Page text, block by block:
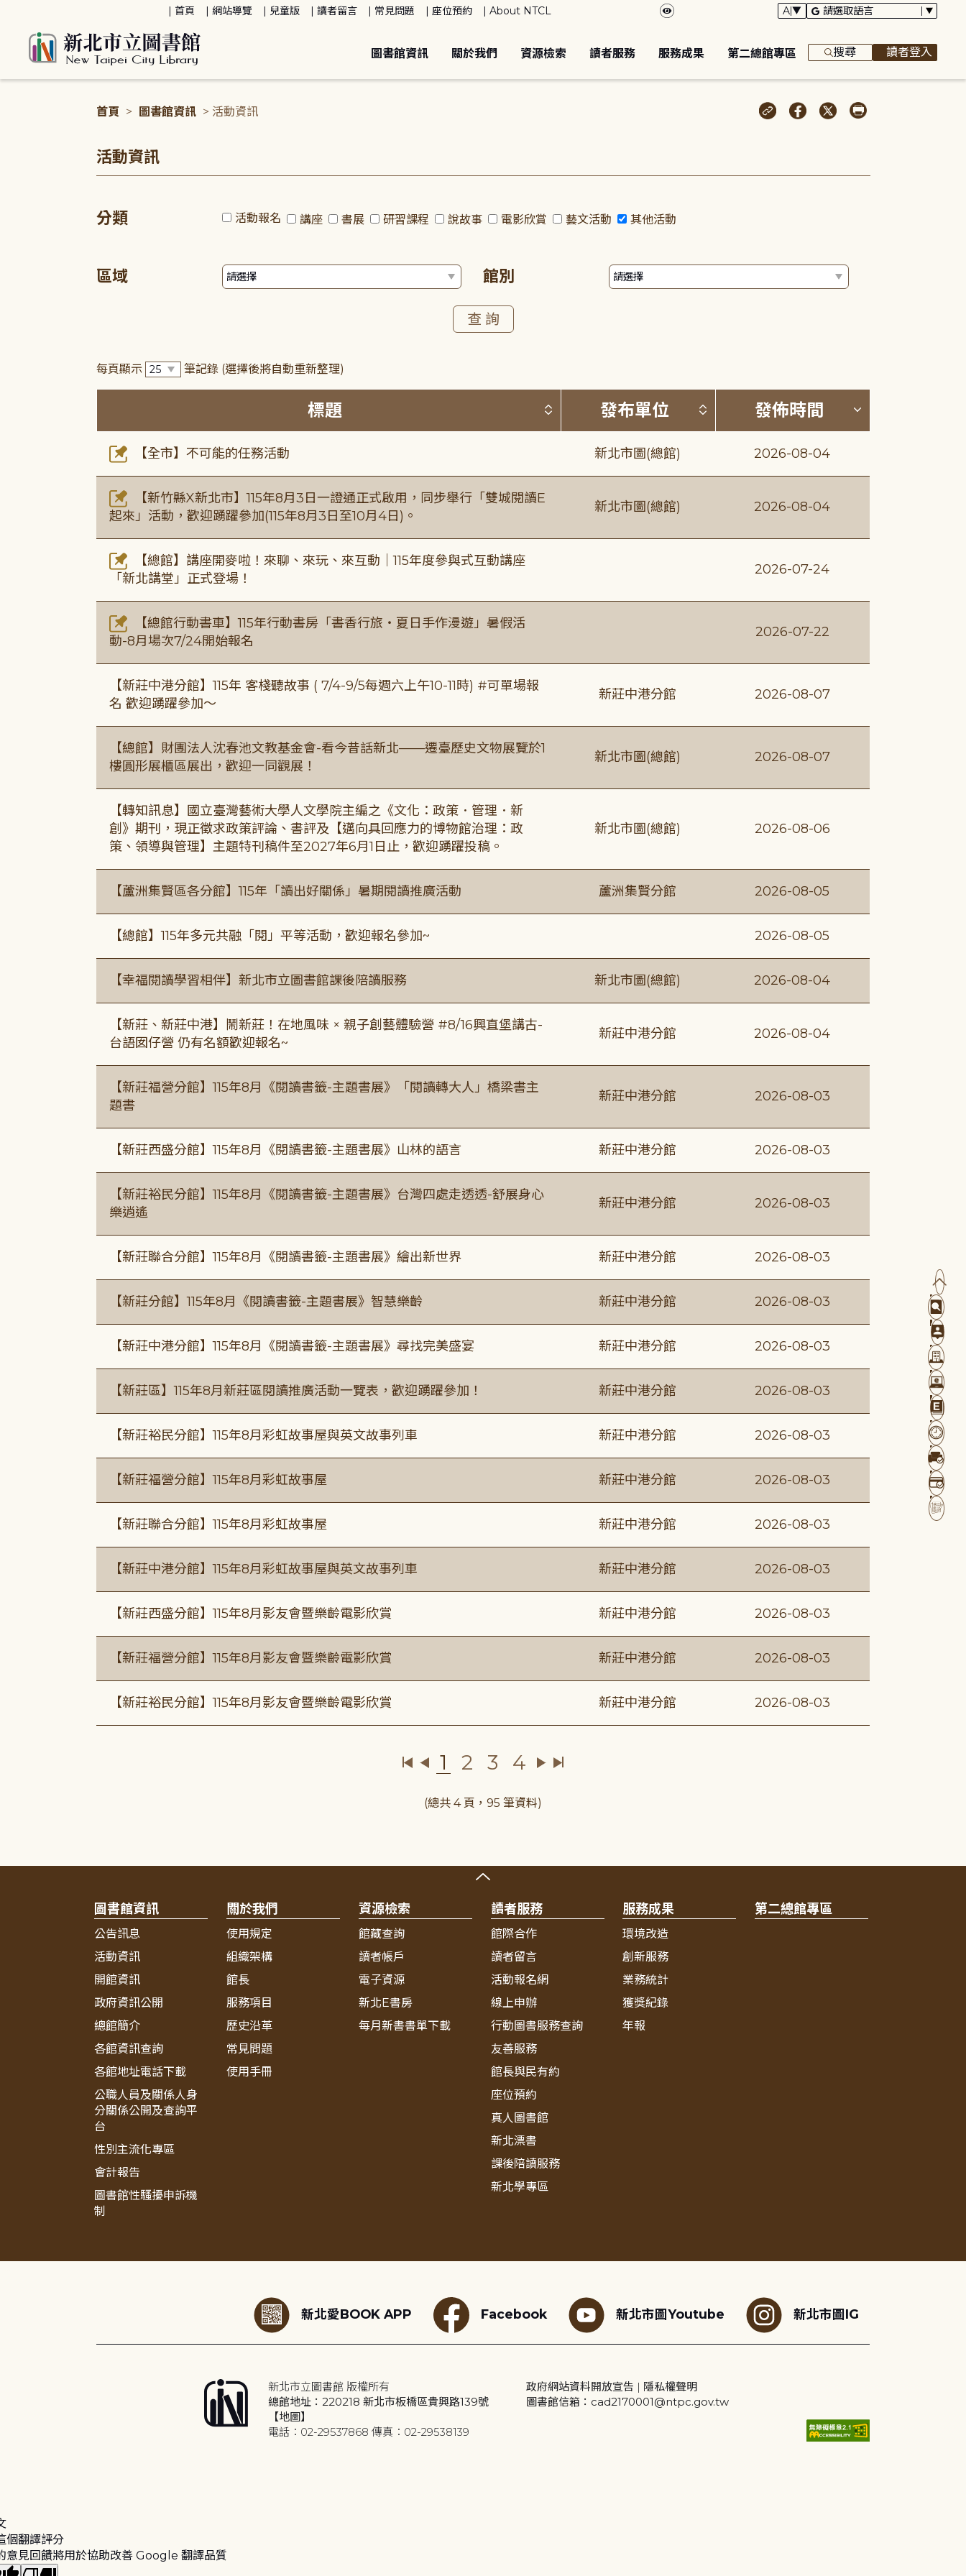
首頁 網站導覽 兒童版 讀者留言 常見問題 座位預約 About NTCL
圖書館資訊 關於我們 資源檢索 讀者服務 服務成果 第二總館專區 搜尋 讀者登入
首頁 > 圖書館資訊 > 活動資訊
活動資訊
分類 活動報名 講座 書展 研習課程 說故事 電影欣賞 藝文活動 其他活動
區域 館別
每頁顯示 筆記錄 (選擇後將自動重新整理)
標題 按標題排序 (升降冪)
發布單位 按發布單位排序 (升降冪)
發佈時間 按發佈時間
【全市】不可能的任務活動 新北市圖(總館) 2026-08-04
【新竹縣X新北市】115年8月3日一證通正式啟用，同步舉行「雙城閱讀E
起來」活動，歡迎踴躍參加(115年8月3日至10月4日)。
新北市圖(總館) 2026-08-04
【總館】講座開麥啦！來聊、來玩、來互動｜115年度參與式互動講座
「新北講堂」正式登場！
2026-07-24
【總館行動書車】115年行動書房「書香行旅・夏日手作漫遊」暑假活
動-8月場次7/24開始報名
2026-07-22
【新莊中港分館】115年 客棧聽故事 ( 7/4-9/5每週六上午10-11時) #可單場報
名 歡迎踴躍參加～
新莊中港分館 2026-08-07
【總館】財團法人沈春池文教基金會-看今昔話新北——遷臺歷史文物展覽於1
樓圓形展櫃區展出，歡迎一同觀展！
新北市圖(總館) 2026-08-07
【轉知訊息】國立臺灣藝術大學人文學院主編之《文化：政策．管理．新
創》期刊，現正徵求政策評論、書評及【邁向具回應力的博物館治理：政
策、領導與管理】主題特刊稿件至2027年6月1日止，歡迎踴躍投稿。
新北市圖(總館) 2026-08-06
【蘆洲集賢區各分館】115年「讀出好關係」暑期閱讀推廣活動 蘆洲集賢分館 2026-08-05
【總館】115年多元共融「閱」平等活動，歡迎報名參加~ 2026-08-05
【幸福閱讀學習相伴】新北市立圖書館課後陪讀服務 新北市圖(總館) 2026-08-04
【新莊、新莊中港】鬧新莊！在地風味 × 親子創藝體驗營 #8/16興直堡講古-
台語囡仔營 仍有名額歡迎報名~
新莊中港分館 2026-08-04
【新莊福營分館】115年8月《閱讀書籤-主題書展》「閱讀轉大人」橋梁書主
題書
新莊中港分館 2026-08-03
【新莊西盛分館】115年8月《閱讀書籤-主題書展》山林的語言 新莊中港分館 2026-08-03
【新莊裕民分館】115年8月《閱讀書籤-主題書展》台灣四處走透透-舒展身心
樂逍遙
新莊中港分館 2026-08-03
【新莊聯合分館】115年8月《閱讀書籤-主題書展》繪出新世界 新莊中港分館 2026-08-03
【新莊分館】115年8月《閱讀書籤-主題書展》智慧樂齡 新莊中港分館 2026-08-03
【新莊中港分館】115年8月《閱讀書籤-主題書展》尋找完美盛宴 新莊中港分館 2026-08-03
【新莊區】115年8月新莊區閱讀推廣活動一覽表，歡迎踴躍參加！ 新莊中港分館 2026-08-03
【新莊裕民分館】115年8月彩虹故事屋與英文故事列車 新莊中港分館 2026-08-03
【新莊福營分館】115年8月彩虹故事屋 新莊中港分館 2026-08-03
【新莊聯合分館】115年8月彩虹故事屋 新莊中港分館 2026-08-03
【新莊中港分館】115年8月彩虹故事屋與英文故事列車 新莊中港分館 2026-08-03
【新莊西盛分館】115年8月影友會暨樂齡電影欣賞 新莊中港分館 2026-08-03
【新莊福營分館】115年8月影友會暨樂齡電影欣賞 新莊中港分館 2026-08-03
【新莊裕民分館】115年8月影友會暨樂齡電影欣賞 新莊中港分館 2026-08-03
1 2 3 4
(總共 4 頁，95 筆資料)
圖書館資訊
公告訊息
活動資訊
開館資訊
政府資訊公開
總館簡介
各館資訊查詢
各館地址電話下載
公職人員及關係人身
分關係公開及查詢平
台
性別主流化專區
會計報告
圖書館性騷擾申訴機
制
關於我們
使用規定
組織架構
館長
服務項目
歷史沿革
常見問題
使用手冊
資源檢索
館藏查詢
讀者帳戶
電子資源
新北E書房
每月新書書單下載
讀者服務
館際合作
讀者留言
活動報名網
線上申辦
行動圖書服務查詢
友善服務
館長與民有約
座位預約
真人圖書館
新北漂書
課後陪讀服務
新北學專區
服務成果
環境改造
創新服務
業務統計
獲獎紀錄
年報
第二總館專區
新北愛BOOK APP Facebook 新北市圖Youtube 新北市圖IG
新北市立圖書館 版權所有
總館地址：220218 新北市板橋區貴興路139號
【地圖】
電話：02-29537868 傳真：02-29538139
政府網站資料開放宣告 | 隱私權聲明
圖書館信箱：cad2170001@ntpc.gov.tw
個翻譯評分
意見回饋將用於協助改善 Google 翻譯品質